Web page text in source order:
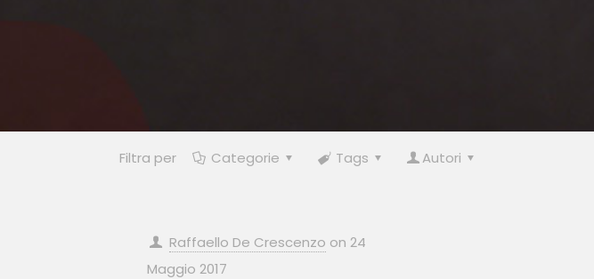
Filtra per Categorie Tags Autori
Raffaello De Crescenzo on 24
Maggio 2017